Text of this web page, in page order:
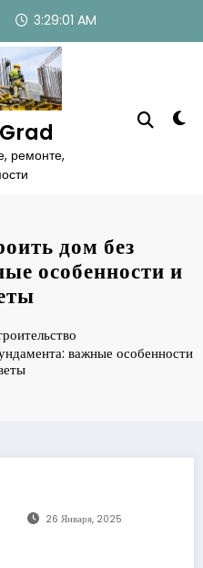
3:29:02 AM
ремонте,
дом без
особенности и
важные особенности
26 Января, 2025